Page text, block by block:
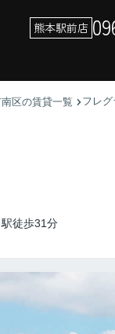
熊本駅前店
区の賃貸一覧 フレグ
徒歩31分